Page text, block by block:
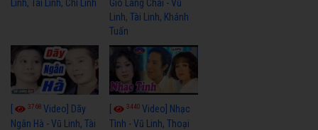
Linh, Tài Linh, Chí Linh
Gió Làng Chài - Vũ
Linh, Tài Linh, Khánh
Tuấn
3768 Video] Dãy
Ngân Hà - Vũ Linh, Tài
3440Video] Nhạc
Tình - Vũ Linh, Thoại